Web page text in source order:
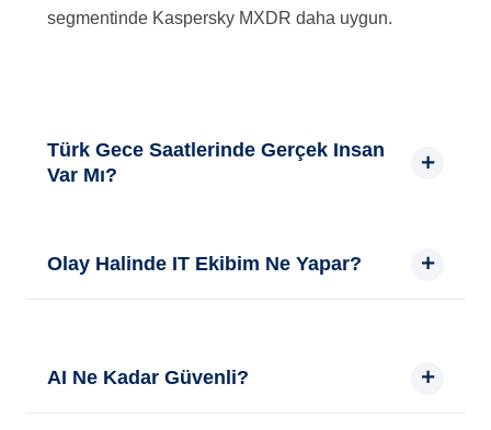
segmentinde Kaspersky MXDR daha uygun.
Türk Gece Saatlerinde Gerçek Insan
Var Mı?
analistleri shift'le çalışır. Türk gecesi UK ve
Olay Halinde IT Ekibim Ne Yapar?
aksiyon alır + IT ekibinize bildirir. Gece kalkmaya
AI Ne Kadar Güvenli?